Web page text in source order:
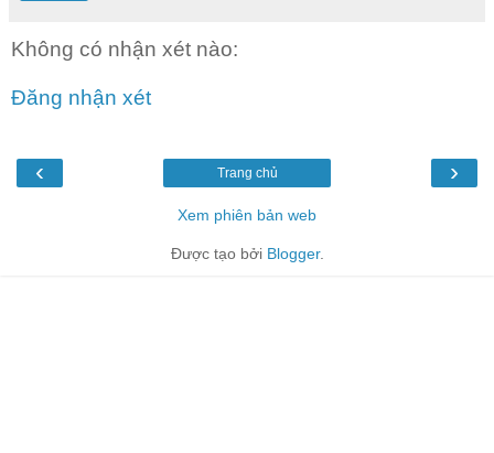
Không có nhận xét nào:
Đăng nhận xét
‹ ›
Trang chủ
Xem phiên bản web
Được tạo bởi Blogger.